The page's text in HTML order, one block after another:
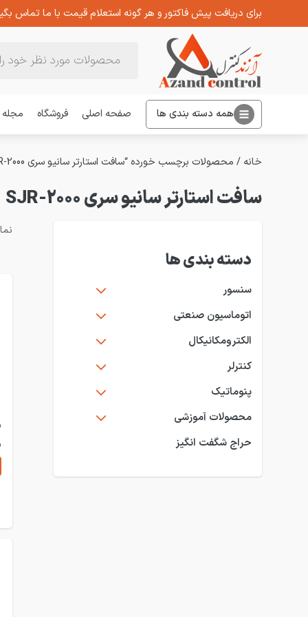
برای دریافت پیش فاکتور و هر گونه استعلام قیمت با ما تماس
همه دسته بندی ها صفحه اصلی فروشگاه مجله
خانه / محصولات برچسب خورده “سافت استارتر سانیو سری 2000-SJR”
سافت استارتر سانیو سری 2000-SJR
دسته بندی ها
سنسور
اتوماسیون صنعتی
الکترومکانیکال
کنترلر
پنوماتیک
محصولات آموزشی
حراج شگفت انگیز
نمایش